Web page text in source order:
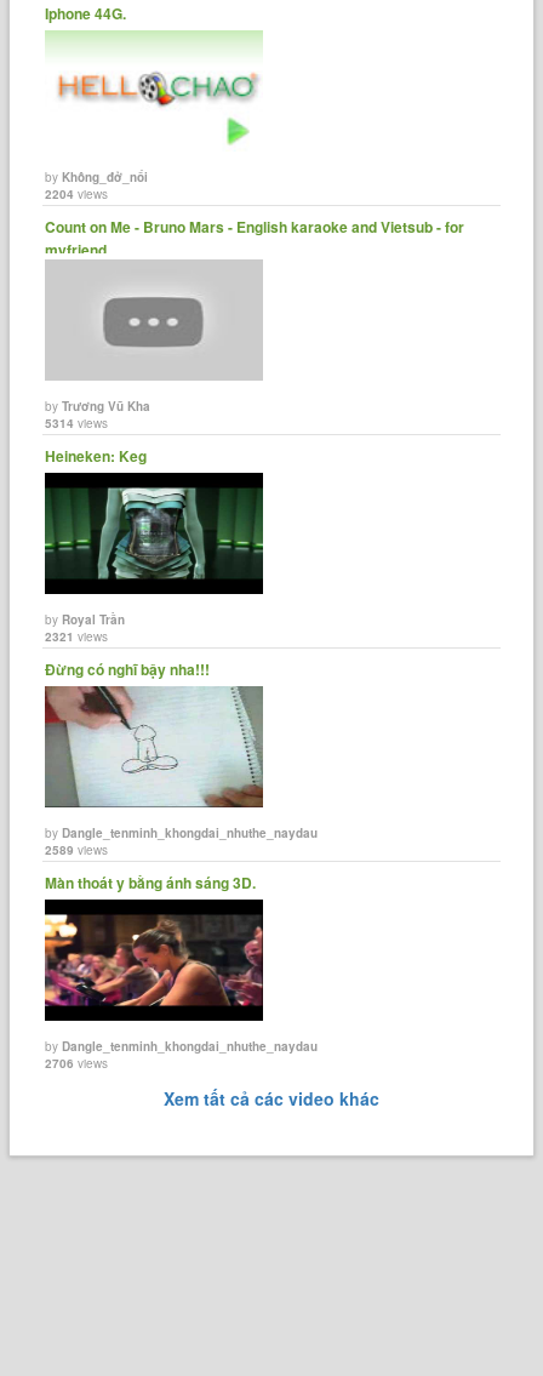
Iphone 44G.
byKhông_đở_nổi
2204 views
Count on Me - Bruno Mars - English karaoke and Vietsub - for
myfriend. ......
byTrương Vũ Kha
5314 views
Heineken: Keg
by Royal Trần
2321 views
Đừng có nghĩ bậy nha!!!
byDangle_tenminh_khongdai_nhuthe_naydau
2589 views
Màn thoát y bằng ánh sáng 3D.
byDangle_tenminh_khongdai_nhuthe_naydau
2706 views
Xem tất cả các video khác